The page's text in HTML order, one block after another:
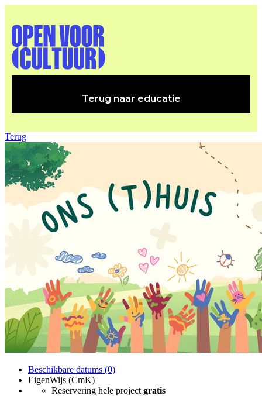
Terug naar educatie
Terug
Beschikbare datums (0)
EigenWijs (CmK)
Reservering hele project gratis